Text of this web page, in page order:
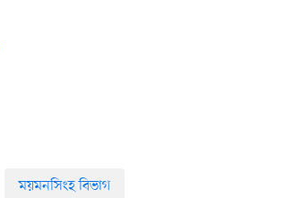
ময়মনসিংহ বিভাগ